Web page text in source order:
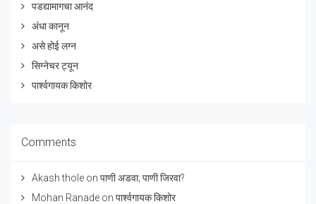
पडद्यामागचा आनंद
अंधा कानून
असे होई लग्न
सिग्नेचर ट्यून
पार्श्वगायक किशोर
Comments
Akash thole on पाणी अडवा; पाणी जिरवा?
Mohan Ranade on पार्श्वगायक किशोर